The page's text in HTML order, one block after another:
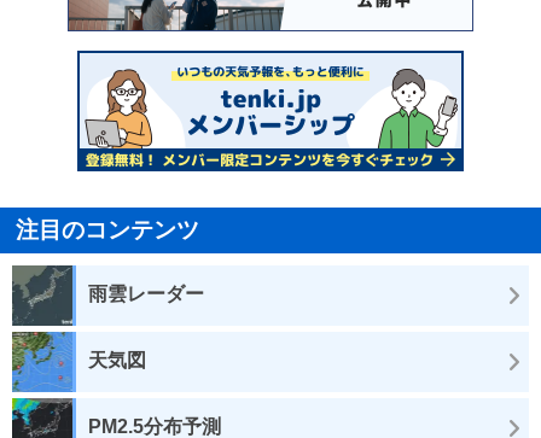
注目のコンテンツ
雨雲レーダー
天気図
PM2.5分布予測